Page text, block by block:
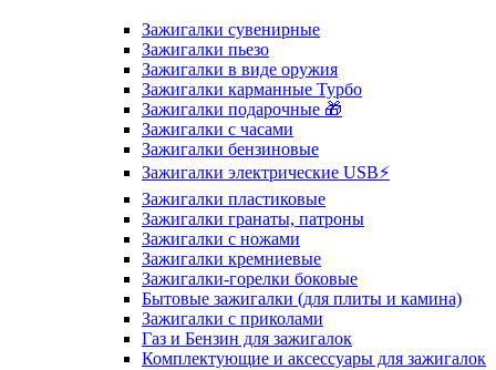
Зажигалки сувенирные
Зажигалки пьезо
Зажигалки в виде оружия
Зажигалки карманные Турбо
Зажигалки подарочные 🎁
Зажигалки с часами
Зажигалки бензиновые
Зажигалки электрические USB⚡️
Зажигалки пластиковые
Зажигалки гранаты, патроны
Зажигалки с ножами
Зажигалки кремниевые
Зажигалки-горелки боковые
Бытовые зажигалки (для плиты и камина)
Зажигалки с приколами
Газ и Бензин для зажигалок
Комплектующие и аксессуары для зажигалок